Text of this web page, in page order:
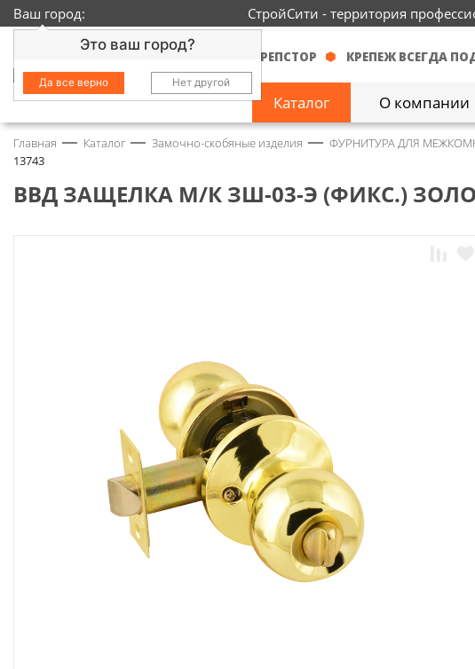
Ваш город:
Это ваш город?
Да все верно Нет другой
СтройСити - территория
КРЕПСТОР КРЕПЕЖ ВСЕГДА
Каталог О компании
Замочно-скобяные
Инструмент 2363
Хозтовары 69
Электроды и проволока
Хиты продаж
Главная Каталог Замочно-скобяные изделия ФУРНИТУРА ДЛЯ
13743
ВВД ЗАЩЕЛКА М/К ЗШ-03-Э (ФИКС.)